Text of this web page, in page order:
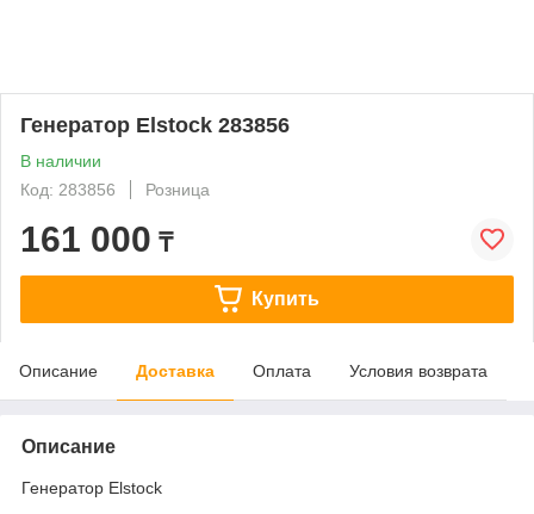
Генератор Elstock 283856
В наличии
Код: 283856
Розница
161 000 ₸
Купить
Описание Доставка Оплата Условия возврата
Описание
Генератор Elstock